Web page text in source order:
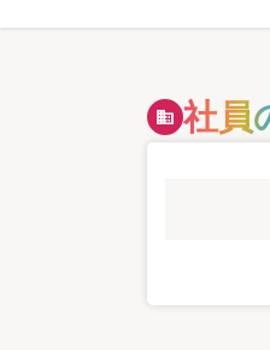
domain 社員